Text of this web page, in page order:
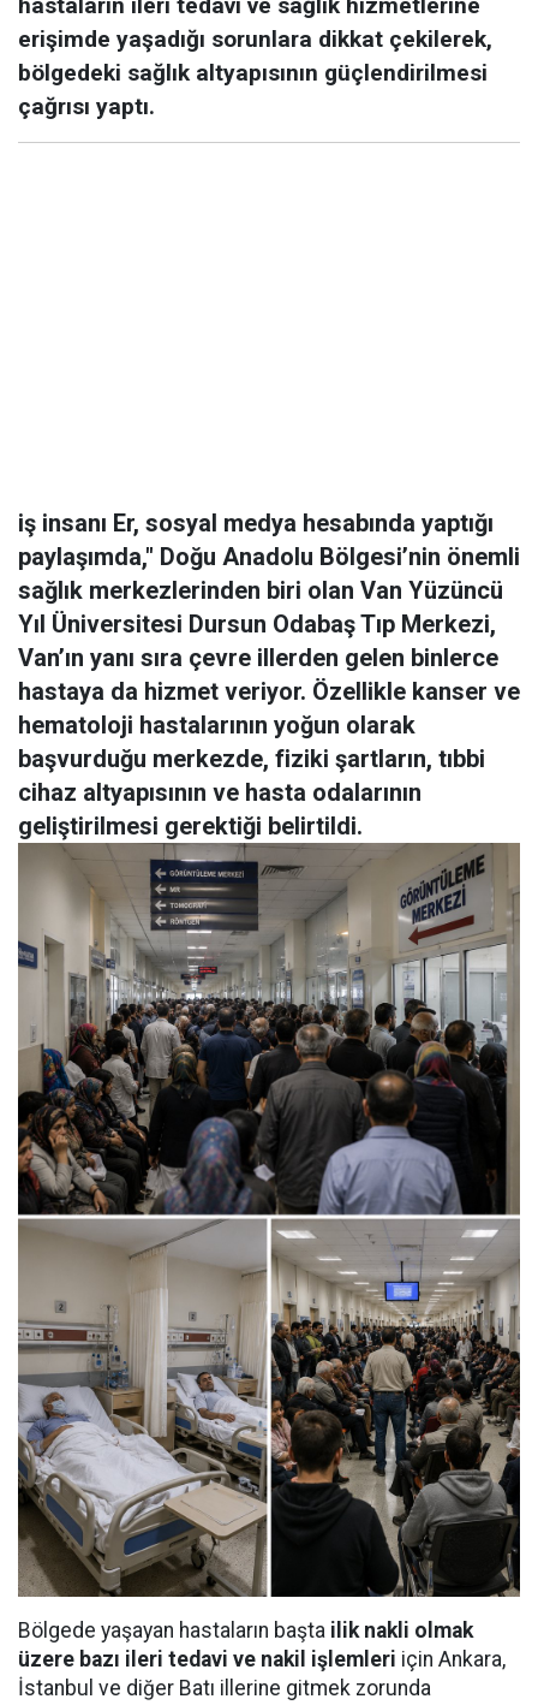
erişimde yaşadığı sorunlara dikkat çekilerek,
bölgedeki sağlık altyapısının güçlendirilmesi
çağrısı yaptı.
iş insanı Er, sosyal medya hesabında yaptığı
paylaşımda," Doğu Anadolu Bölgesi’nin önemli
sağlık merkezlerinden biri olan Van Yüzüncü
Yıl Üniversitesi Dursun Odabaş Tıp Merkezi,
Van’ın yanı sıra çevre illerden gelen binlerce
hastaya da hizmet veriyor. Özellikle kanser ve
hematoloji hastalarının yoğun olarak
başvurduğu merkezde, fiziki şartların, tıbbi
cihaz altyapısının ve hasta odalarının
geliştirilmesi gerektiği belirtildi.
Bölgede yaşayan hastaların başta ilik nakli olmak
üzere bazı ileri tedavi ve nakil işlemleri için Ankara,
İstanbul ve diğer Batı illerine gitmek zorunda